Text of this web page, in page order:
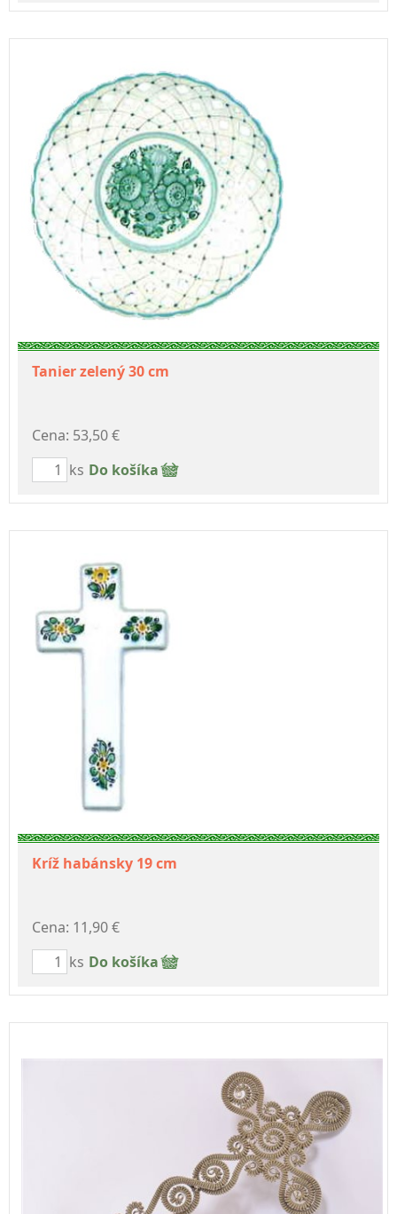
Tanier zelený 30 cm
Cena: 53,50 €
ks Do košíka
Kríž habánsky 19 cm
Cena: 11,90 €
ks Do košíka